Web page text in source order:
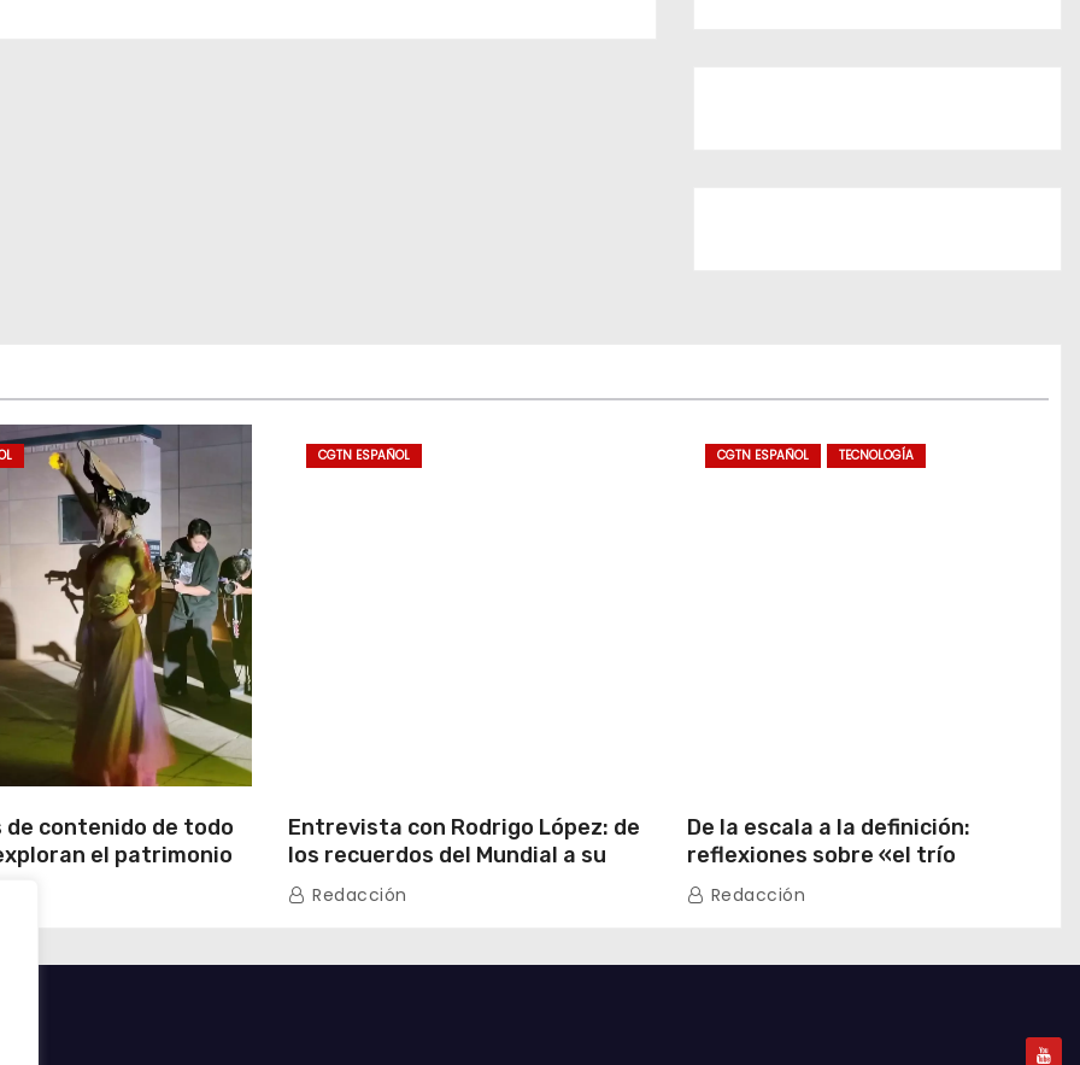
de contenido de todo
el patrimonio
CGTN ESPAÑOL
Entrevista con Rodrigo López: de
los recuerdos del Mundial a su
primera experiencia en China
Redacción
CGTN ESPAÑOL TECNOLOGÍA
De la escala a la definición:
reflexiones sobre «el trío
emergente» de China
Redacción